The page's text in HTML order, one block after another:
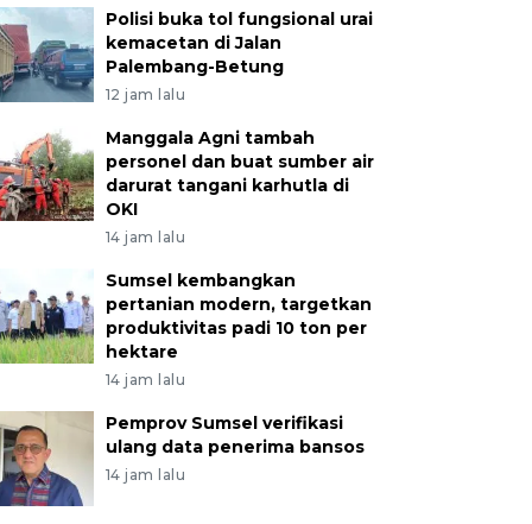
Polisi buka tol fungsional urai
kemacetan di Jalan
Palembang-Betung
12 jam lalu
Manggala Agni tambah
personel dan buat sumber air
darurat tangani karhutla di
OKI
14 jam lalu
Sumsel kembangkan
pertanian modern, targetkan
produktivitas padi 10 ton per
hektare
14 jam lalu
Pemprov Sumsel verifikasi
ulang data penerima bansos
14 jam lalu